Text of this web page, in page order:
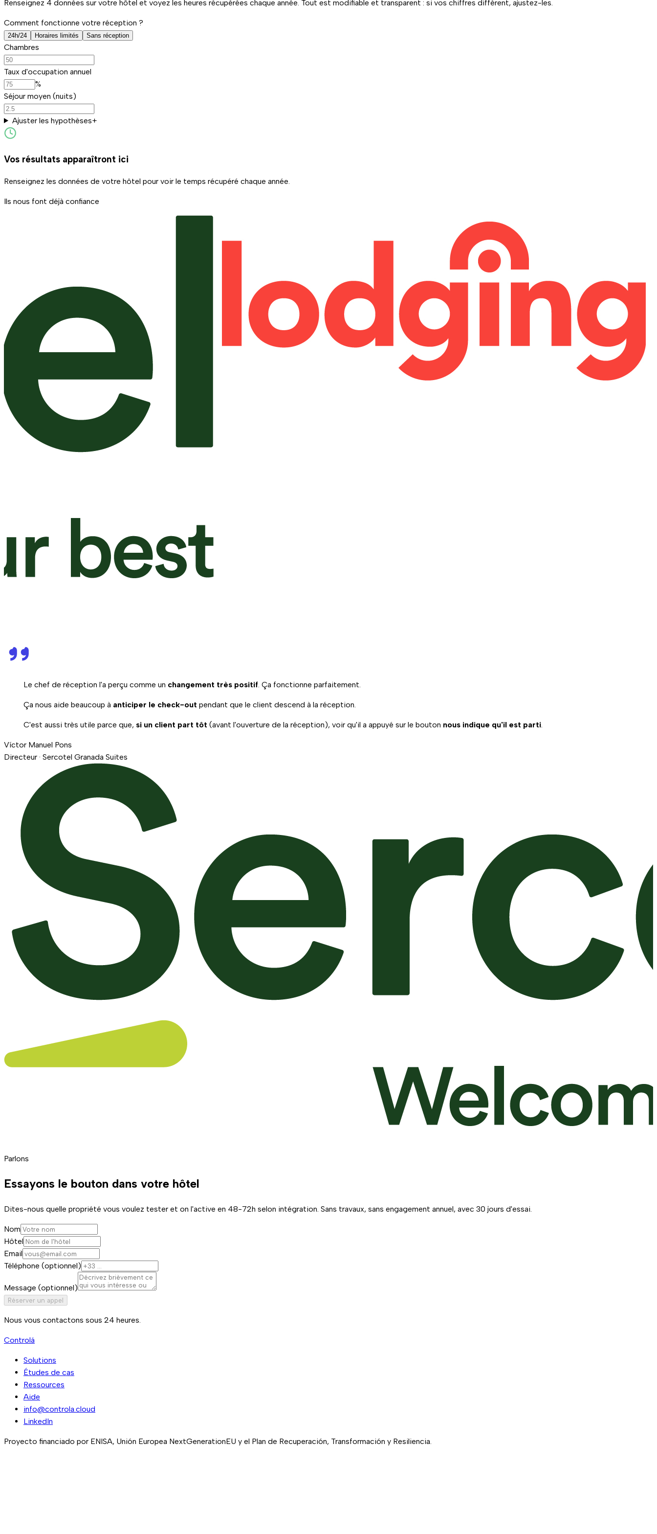
Renseignez 4 données sur votre hôtel et voyez les heures récupérées chaque année. Tout est modifiable et transparent : si vos chiffres diffèrent, ajustez-les.
Comment fonctionne votre réception ?
24h/24 Horaires limités Sans réception
Chambres
Taux d'occupation annuel
%
Séjour moyen (nuits)
Ajuster les hypothèses+
Vos résultats apparaîtront ici
Renseignez les données de votre hôtel pour voir le temps récupéré chaque année.
Ils nous font déjà confiance
Le chef de réception l'a perçu comme un changement très positif. Ça fonctionne parfaitement.
Ça nous aide beaucoup à anticiper le check-out pendant que le client descend à la réception.
C'est aussi très utile parce que, si un client part tôt (avant l'ouverture de la réception), voir qu'il a appuyé sur le bouton nous indique qu'il est parti.
Víctor Manuel Pons
Directeur · Sercotel Granada Suites
Parlons
Essayons le bouton dans votre hôtel
Dites-nous quelle propriété vous voulez tester et on l'active en 48-72h selon intégration. Sans travaux, sans engagement annuel, avec 30 jours d'essai.
Nom
Hôtel
Email
Téléphone (optionnel)
Message (optionnel)
Réserver un appel
Nous vous contactons sous 24 heures.
Controlá
Solutions
Études de cas
Ressources
Aide
info@controla.cloud
LinkedIn
Proyecto financiado por ENISA, Unión Europea NextGenerationEU y el Plan de Recuperación, Transformación y Resiliencia.